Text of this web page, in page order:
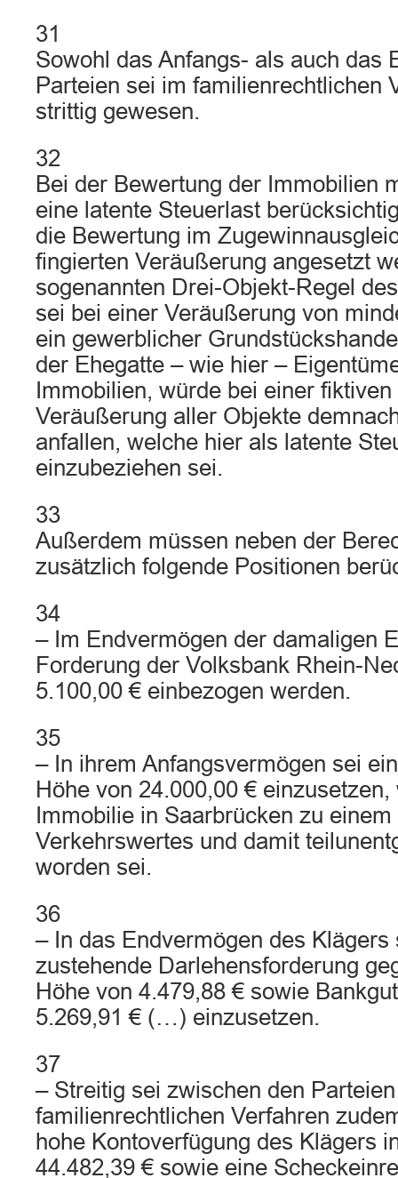
31
Sowohl das Anfangs- als auch das
Parteien sei im familienrechtlichen
strittig gewesen.
32
Bei der Bewertung der Immobilien
eine latente Steuerlast
die Bewertung im
fingierten Veräußerung angesetzt
sogenannten Drei-Objekt-Regel
sei bei einer Veräußerung von
ein gewerblicher
der Ehegatte – wie hier –
Immobilien, würde bei einer
Veräußerung aller Objekte
anfallen, welche hier als latente
einzubeziehen sei.
33
Außerdem müssen neben der
zusätzlich folgende Positionen
34
– Im Endvermögen der damaligen
Forderung der Volksbank Rhein-
5.100,00 € einbezogen werden.
35
– In ihrem Anfangsvermögen sei
Höhe von 24.000,00 €
Immobilie in Saarbrücken zu
Verkehrswertes und damit
worden sei.
36
– In das Endvermögen des Klägers
zustehende Darlehensforderung
Höhe von 4.479,88 € sowie
5.269,91 € (…) einzusetzen.
37
– Streitig sei zwischen den
familienrechtlichen Verfahren
hohe Kontoverfügung des Klägers
44.482,39 € sowie eine